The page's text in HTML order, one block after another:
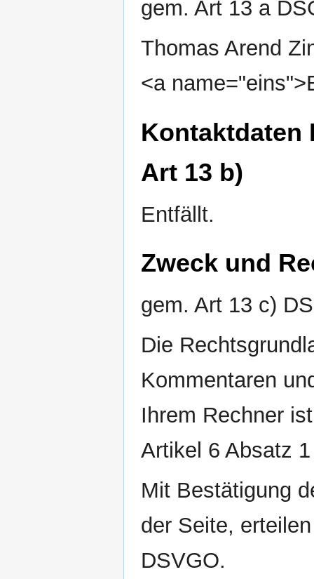
gem. Art 13 a
Thomas Arend
<a
Kontaktdaten
Art 13 b)
Entfällt.
Zweck und
gem. Art 13 c)
Die
Kommentaren
Ihrem Rechner
Artikel 6 Absatz
Mit Bestätigung
der Seite,
DSVGO.